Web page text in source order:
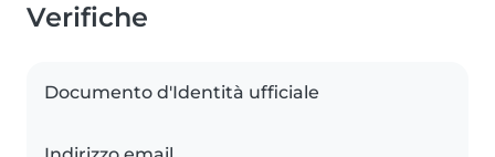
Verifiche
Documento d'Identità ufficiale